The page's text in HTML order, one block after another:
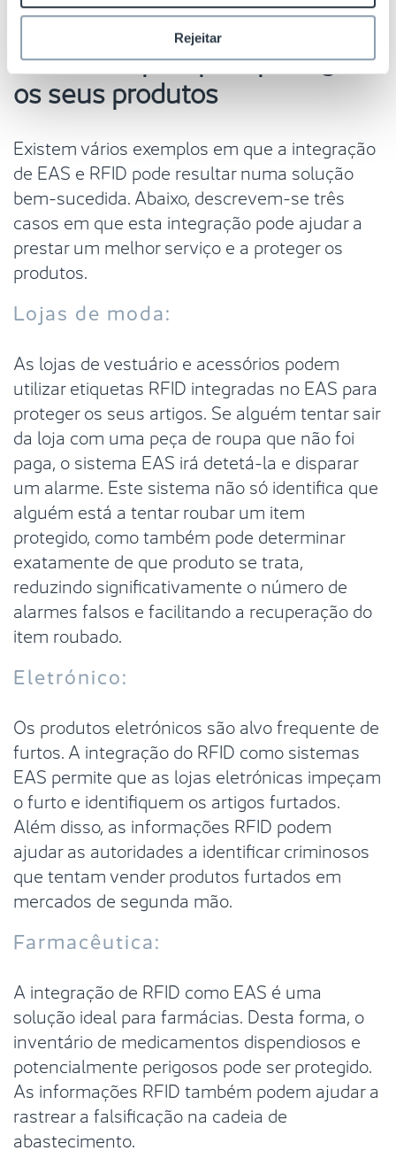
Rejeitar
prevenção de perdas RFID.
Três exemplos para proteger
os seus produtos
Existem vários exemplos em que a integração
de EAS e RFID pode resultar numa solução
bem-sucedida. Abaixo, descrevem-se três
casos em que esta integração pode ajudar a
prestar um melhor serviço e a proteger os
produtos.
Lojas de moda:
As lojas de vestuário e acessórios podem
utilizar etiquetas RFID integradas no EAS para
proteger os seus artigos. Se alguém tentar sair
da loja com uma peça de roupa que não foi
paga, o sistema EAS irá detetá-la e disparar
um alarme. Este sistema não só identifica que
alguém está a tentar roubar um item
protegido, como também pode determinar
exatamente de que produto se trata,
reduzindo significativamente o número de
alarmes falsos e facilitando a recuperação do
item roubado.
Eletrónico:
Os produtos eletrónicos são alvo frequente de
furtos. A integração do RFID como sistemas
EAS permite que as lojas eletrónicas impeçam
o furto e identifiquem os artigos furtados.
Além disso, as informações RFID podem
ajudar as autoridades a identificar criminosos
que tentam vender produtos furtados em
mercados de segunda mão.
Farmacêutica:
A integração de RFID como EAS é uma
solução ideal para farmácias. Desta forma, o
inventário de medicamentos dispendiosos e
potencialmente perigosos pode ser protegido.
As informações RFID também podem ajudar a
rastrear a falsificação na cadeia de
abastecimento.